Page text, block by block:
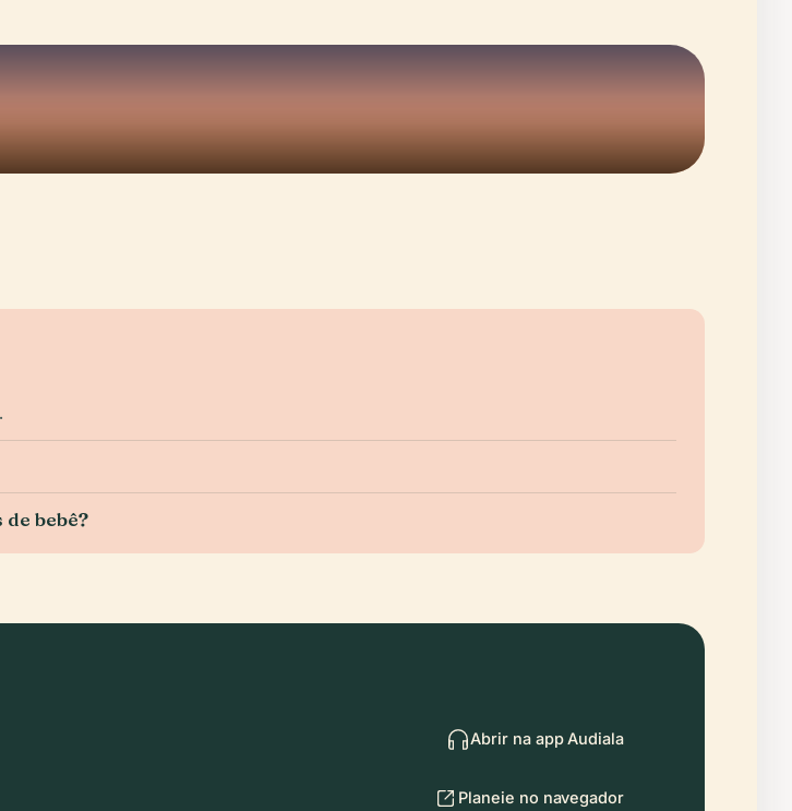
bebê?
Abrir na app Audiala
Planeie no navegador